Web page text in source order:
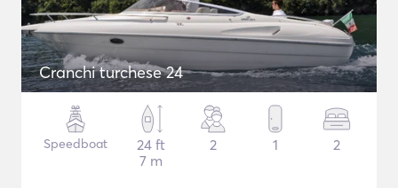
Cranchi turchese 24
Speedboat
24 ft
7 m
2 1 2